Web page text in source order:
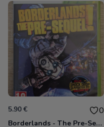
5.90 € 0
Borderlands - The Pre-Sequel ! Xbox 360